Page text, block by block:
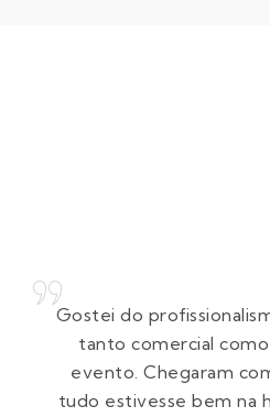
Gostei do
tanto comercial
evento. Chegaram
tudo estivesse bem na